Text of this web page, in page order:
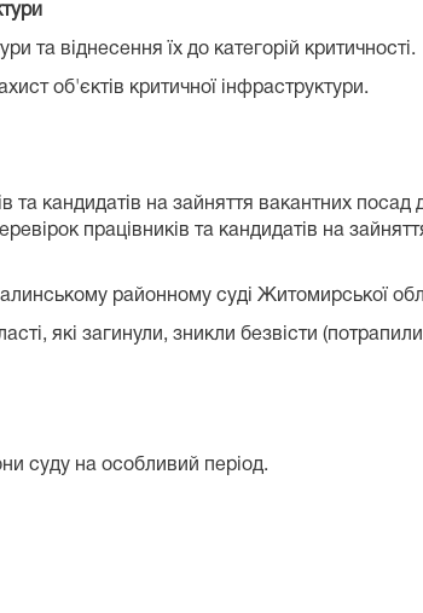
та віднесення їх до категорій критичності.
об'єктів критичної інфраструктури.
та кандидатів на зайняття вакантних
працівників та кандидатів на
районному суді Житомирської
які загинули, зникли безвісти
суду на особливий період.